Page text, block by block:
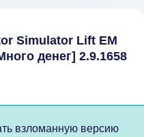
Simulator Lift EM
денег] 2.9.1658
взломанную версию